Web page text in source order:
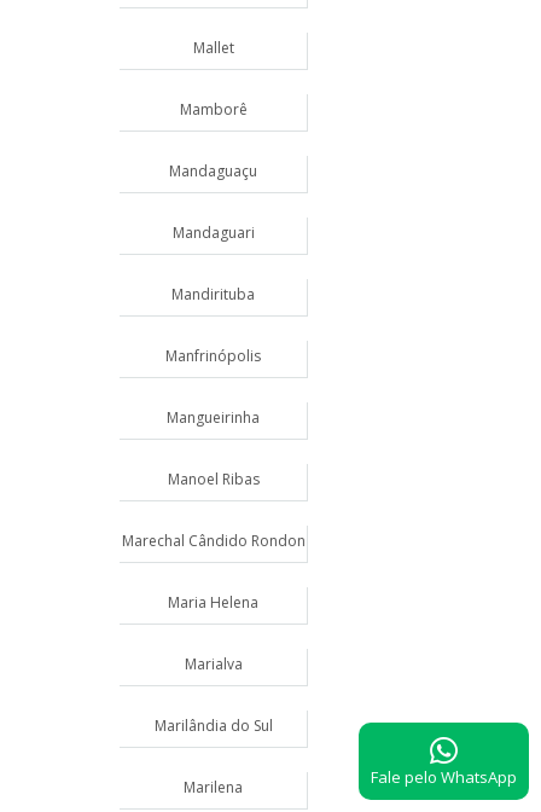
Mallet
Mamborê
Mandaguaçu
Mandaguari
Mandirituba
Manfrinópolis
Mangueirinha
Manoel Ribas
Marechal Cândido Rondon
Maria Helena
Marialva
Marilândia do Sul
Marilena Fale pelo WhatsApp